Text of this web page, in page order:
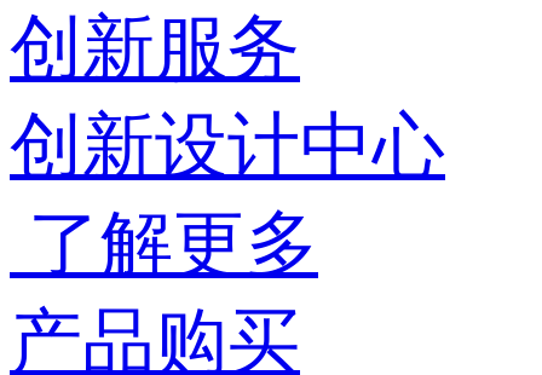
创新服务
创新设计中心
了解更多
产品购买